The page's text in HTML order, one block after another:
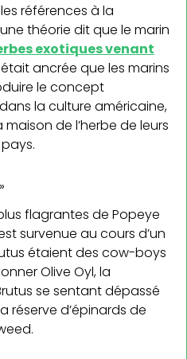
références à la
théorie dit que le marin
exotiques venant
était ancrée que les marins
le concept
la culture américaine,
de l’herbe de leurs
flagrantes de Popeye
survenue au cours d’un
étaient des cow-boys
Olive Oyl, la
se sentant dépassé
réserve d’épinards de